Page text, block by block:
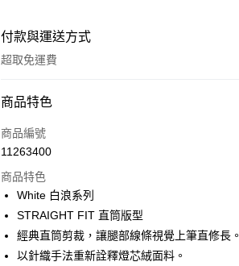
付款與運送方式
超取免運費
付款方式
信用卡一次付款
Apple Pay
街口支付
悠遊付
商品特色
商品編號
11263400
商品特色
White 白浪系列
STRAIGHT FIT 直筒版型
經典直筒剪裁，讓腿部線條視覺上筆直修長。
以針織手法重新詮釋燈芯絨面料。